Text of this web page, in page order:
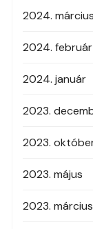
2024. március
2024. február
2024. január
2023.
2023.
2023. május
2023. március